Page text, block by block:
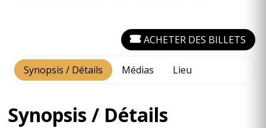
Synopsis / Détails Médias Lieu
ACHETER DES BILLETS
Synopsis / Détails